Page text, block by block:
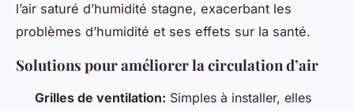
l’air saturé d’humidité stagne, exacerbant les
problèmes d’humidité et ses effets sur la santé.
Solutions pour améliorer la circulation d’air
Grilles de ventilation: Simples à installer, elles